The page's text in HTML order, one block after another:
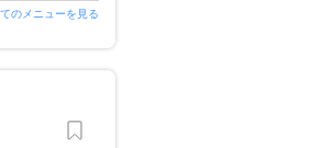
のメニューを見る